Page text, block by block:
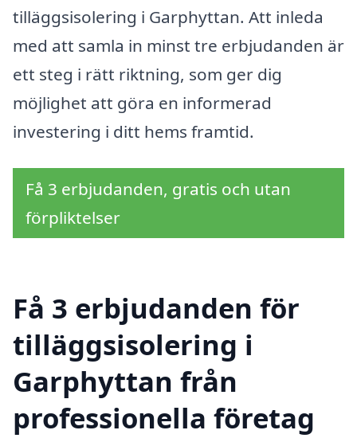
tilläggsisolering i Garphyttan. Att inleda
med att samla in minst tre erbjudanden är
ett steg i rätt riktning, som ger dig
möjlighet att göra en informerad
investering i ditt hems framtid.
Få 3 erbjudanden, gratis och utan
förpliktelser
Få 3 erbjudanden för
tilläggsisolering i
Garphyttan från
professionella företag